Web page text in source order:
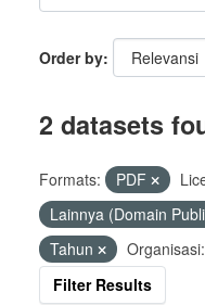
Order by
2 datasets
Formats: PDF
Lainnya (Domain
Tahun
Organisasi:
Filter Results